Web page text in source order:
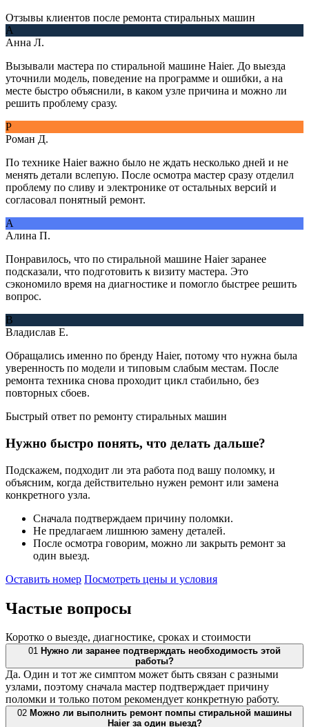
Отзывы клиентов после ремонта стиральных машин
А
Анна Л.
Вызывали мастера по стиральной машине Haier. До выезда
уточнили модель, поведение на программе и ошибки, а на
месте быстро объяснили, в каком узле причина и можно ли
решить проблему сразу.
Р
Роман Д.
По технике Haier важно было не ждать несколько дней и не
менять детали вслепую. После осмотра мастер сразу отделил
проблему по сливу и электронике от остальных версий и
согласовал понятный ремонт.
А
Алина П.
Понравилось, что по стиральной машине Haier заранее
подсказали, что подготовить к визиту мастера. Это
сэкономило время на диагностике и помогло быстрее решить
вопрос.
В
Владислав Е.
Обращались именно по бренду Haier, потому что нужна была
уверенность по модели и типовым слабым местам. После
ремонта техника снова проходит цикл стабильно, без
повторных сбоев.
Быстрый ответ по ремонту стиральных машин
Нужно быстро понять, что делать дальше?
Подскажем, подходит ли эта работа под вашу поломку, и
объясним, когда действительно нужен ремонт или замена
конкретного узла.
Сначала подтверждаем причину поломки.
Не предлагаем лишнюю замену деталей.
После осмотра говорим, можно ли закрыть ремонт за
один выезд.
Оставить номер Посмотреть цены и условия
Частые вопросы
Коротко о выезде, диагностике, сроках и стоимости
01 Нужно ли заранее подтверждать необходимость этой
работы?
Да. Один и тот же симптом может быть связан с разными
узлами, поэтому сначала мастер подтверждает причину
поломки и только потом рекомендует конкретную работу.
02 Можно ли выполнить ремонт помпы стиральной машины
Haier за один выезд?